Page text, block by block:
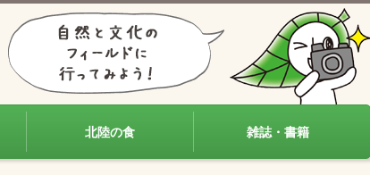
北陸の食 雑誌・書籍